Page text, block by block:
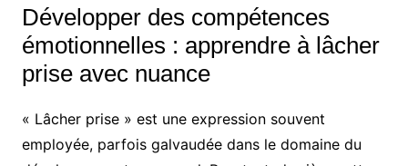
Développer des compétences
émotionnelles : apprendre à lâcher
prise avec nuance
« Lâcher prise » est une expression souvent
employée, parfois galvaudée dans le domaine du